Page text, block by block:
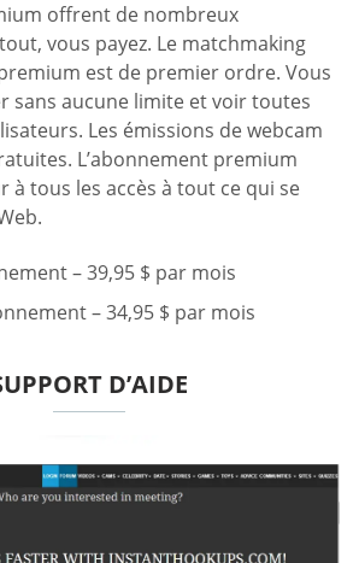
offrent de nombreux
vous payez. Le matchmaking
est de premier ordre. Vous
sans aucune limite et voir toutes
Les émissions de webcam
L’abonnement premium
à tous les accès à tout ce qui se
– 39,95 $ par mois
– 34,95 $ par mois
D’AIDE